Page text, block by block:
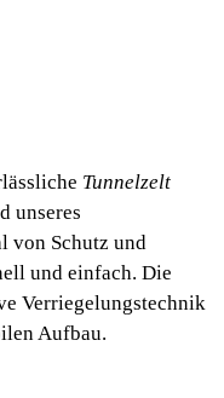
Tunnelzelt
unseres
von Schutz und
und einfach. Die
Verriegelungstechnik
Aufbau.